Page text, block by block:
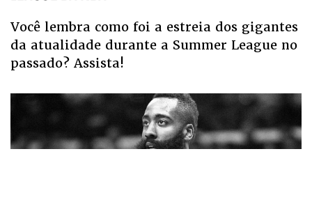
Você lembra como foi a estreia dos gigantes
da atualidade durante a Summer League no
passado? Assista!